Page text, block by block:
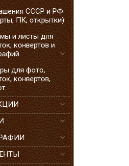
СССР и РФ
ПК, открытки)
и листы для
конвертов и
для фото,
конвертов,